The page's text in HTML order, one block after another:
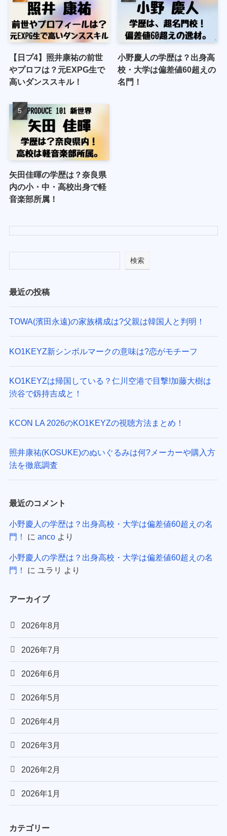
【日プ4】照井康祐の前世
やプロフは？元EXPG生で
高いダンススキル！
小野慶人の学歴は？出身高
校・大学は偏差値60超えの
名門！
矢田佳暉の学歴は？奈良県
内の小・中・高校出身で軽
音楽部所属！
検索
最近の投稿
TOWA(濱田永遠)の家族構成は?父親は韓国人と判明！
KO1KEYZ新シンボルマークの意味は?恋がモチーフ
KO1KEYZは帰国している？仁川空港で目撃!加藤大樹は
渋谷で釼持吉成と！
KCON LA 2026のKO1KEYZの視聴方法まとめ！
照井康祐(KOSUKE)のぬいぐるみは何?メーカーや購入方
法を徹底調査
最近のコメント
小野慶人の学歴は？出身高校・大学は偏差値60超えの名
門！
に ancoより
小野慶人の学歴は？出身高校・大学は偏差値60超えの名
門！
に ユラリ より
アーカイブ
2026年8月
2026年7月
2026年6月
2026年5月
2026年4月
2026年3月
2026年2月
2026年1月
カテゴリー